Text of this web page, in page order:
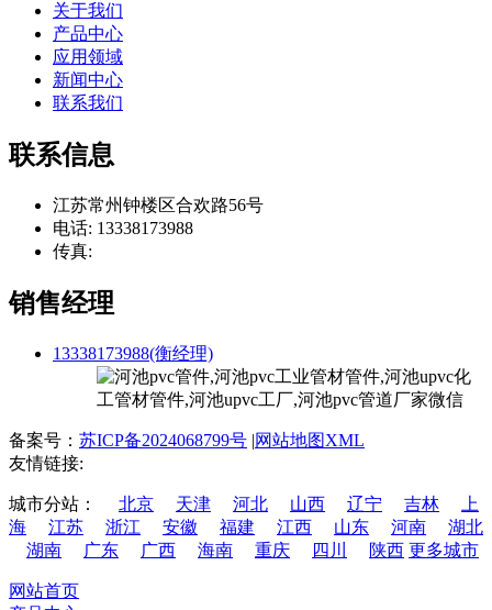
关于我们
产品中心
应用领域
新闻中心
联系我们
联系信息
江苏常州钟楼区合欢路56号
电话: 13338173988
传真:
销售经理
13338173988(衡经理)
备案号： 苏ICP备2024068799号 |网站地图XML
友情链接:
城市分站： 北京 天津 河北 山西 辽宁 吉林
上
海
江苏 浙江 安徽 福建 江西 山东 河南
湖北
湖南
广东 广西 海南 重庆 四川 陕西 更多城市
网站首页